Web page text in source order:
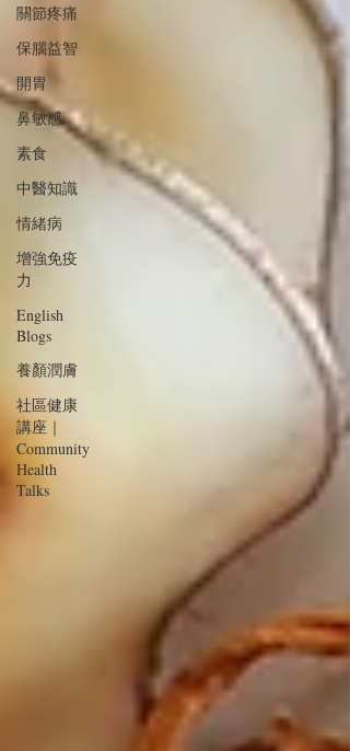
關節疼痛
保腦益智
開胃
鼻敏感
素食
中醫知識
情緒病
增強免疫
力
English
Blogs
養顏潤膚
社區健康
講座｜
Community
Health
Talks